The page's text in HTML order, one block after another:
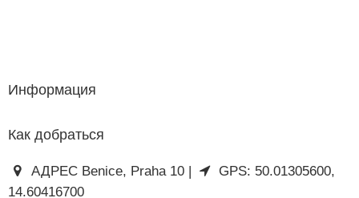
Информация
Как добраться
АДРЕС Benice, Praha 10 |
GPS: 50.01305600,
14.60416700